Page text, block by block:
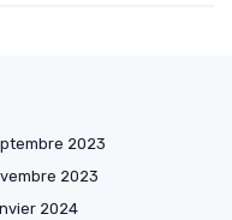
2023
2023
2024